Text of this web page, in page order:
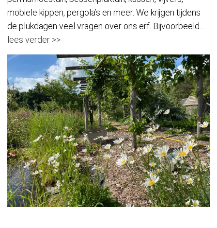
mobiele kippen, pergola’s en meer. We krijgen tijdens
de plukdagen veel vragen over ons erf. Bijvoorbeeld…
lees verder >>